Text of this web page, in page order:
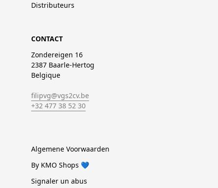
Distributeurs
CONTACT
Zondereigen 16
2387 Baarle-Hertog
Belgique
filipvg@vgs2cv.be
+32 477 38 52 30
Algemene Voorwaarden
By KMO Shops 💙
Signaler un abus